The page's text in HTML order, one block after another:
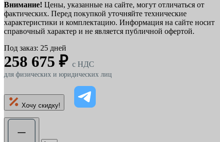
Внимание! Цены, указанные на сайте, могут отличаться от
фактических. Перед покупкой уточняйте технические
характеристики и комплектацию. Информация на сайте носит
справочный характер и не является публичной офертой.
Под заказ: 25 дней
258 675 ₽ c НДС
для физических и юридических лиц
Хочу скидку!